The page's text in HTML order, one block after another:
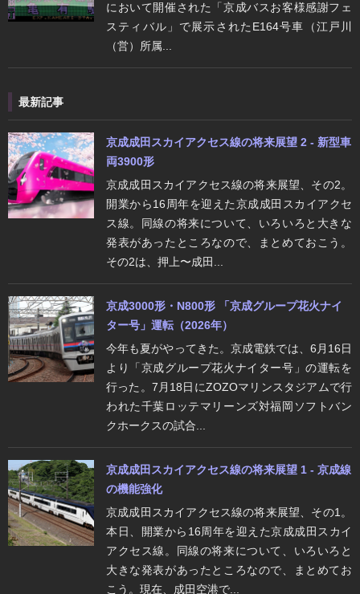
において開催された「京成バスお客様感謝フェ
スティバル」で展示されたE164号車（江戸川
（営）所属...
最新記事
京成成田スカイアクセス線の将来展望 2 - 新型車
両3900形
京成成田スカイアクセス線の将来展望、その2。
開業から16周年を迎えた京成成田スカイアクセ
ス線。同線の将来について、いろいろと大きな
発表があったところなので、まとめておこう。
その2は、押上〜成田...
京成3000形・N800形 「京成グループ花火ナイ
ター号」運転（2026年）
今年も夏がやってきた。京成電鉄では、6月16日
より「京成グループ花火ナイター号」の運転を
行った。7月18日にZOZOマリンスタジアムで行
われた千葉ロッテマリーンズ対福岡ソフトバン
クホークスの試合...
京成成田スカイアクセス線の将来展望 1 - 京成線
の機能強化
京成成田スカイアクセス線の将来展望、その1。
本日、開業から16周年を迎えた京成成田スカイ
アクセス線。同線の将来について、いろいろと
大きな発表があったところなので、まとめてお
こう。現在、成田空港で...